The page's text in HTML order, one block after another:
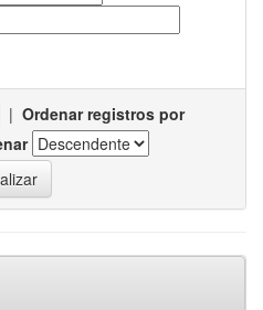
| Ordenar registros por